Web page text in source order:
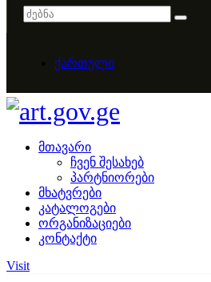
ქართული
მთავარი
ჩვენ შესახებ
პარტნიორები
მხატვრები
კატალოგები
ორგანიზაციები
კონტაქტი
Visit